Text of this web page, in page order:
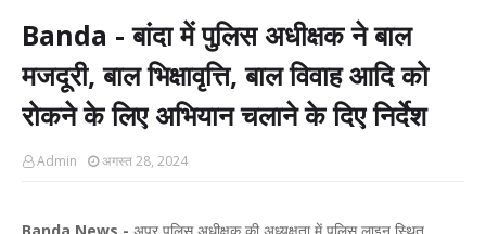
Banda - बांदा में पुलिस अधीक्षक ने बाल
मजदूरी, बाल भिक्षावृत्ति, बाल विवाह आदि को
रोकने के लिए अभियान चलाने के दिए निर्देश
Admin अगस्त 28, 2024